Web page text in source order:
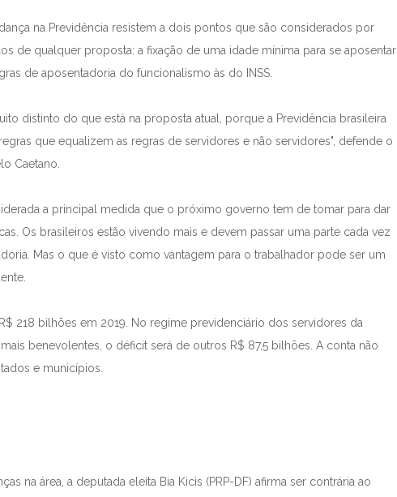
na Previdência resistem a dois pontos que são considerados por
de qualquer proposta: a fixação de uma idade mínima para se aposentar
de aposentadoria do funcionalismo às do INSS.
distinto do que está na proposta atual, porque a Previdência brasileira
que equalizem as regras de servidores e não servidores", defende o
Caetano.
a principal medida que o próximo governo tem de tomar para dar
Os brasileiros estão vivendo mais e devem passar uma parte cada vez
Mas o que é visto como vantagem para o trabalhador pode ser um
218 bilhões em 2019. No regime previdenciário dos servidores da
benevolentes, o déficit será de outros R$ 87,5 bilhões. A conta não
e municípios.
na área, a deputada eleita Bia Kicis (PRP-DF) afirma ser contrária ao